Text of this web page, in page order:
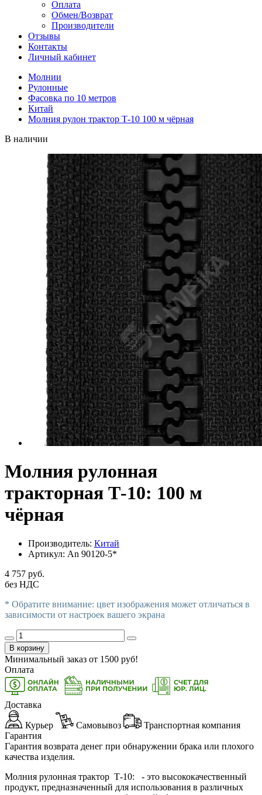
Оплата
Обмен/Возврат
Производители
Отзывы
Контакты
Личный кабинет
Молнии
Рулонные
Фасовка по 10 метров
Китай
Молния рулон трактор Т-10 100 м чёрная
В наличии
Молния рулонная
тракторная Т-10: 100 м
чёрная
Производитель: Китай
Артикул: An 90120-5*
4 757 руб.
без НДС
* Обратите внимание: цвет изображения может отличаться в
зависимости от настроек вашего экрана
В корзину
Минимальный заказ от 1500 руб!
Оплата
Доставка
Курьер Самовывоз
Транспортная компания
Гарантия
Гарантия возврата денег при обнаружении брака или плохого
качества изделия.
Молния рулонная трактор Т-10: - это высококачественный
продукт, предназначенный для использования в различных